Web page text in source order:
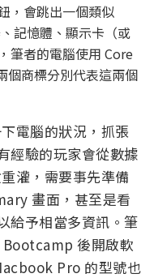
，會跳出一個類似
記憶體、顯示卡（或
筆者的電腦使用 Core
個商標分別代表這兩個
電腦的狀況，抓張
經驗的玩家會從數據
灌，需要事先準備
畫面，甚至是看
給予相當多資訊。筆
後開啟軟
Pro 的型號也